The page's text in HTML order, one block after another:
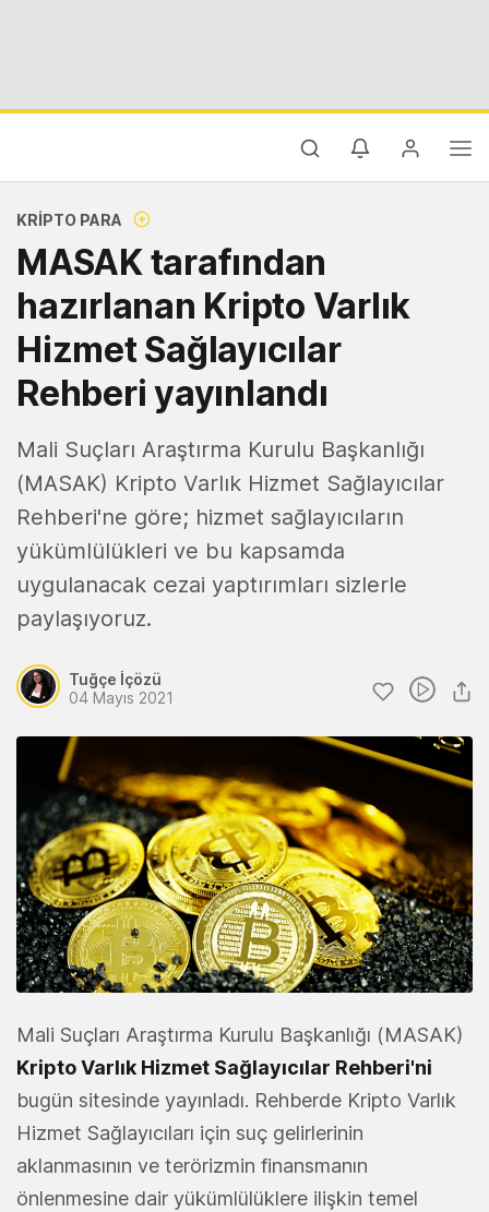
KRIPTO PARA
MASAK tarafından
hazırlanan Kripto Varlık
Hizmet Sağlayıcılar
Rehberi yayınlandı
Mali Suçları Araştırma Kurulu Başkanlığı
(MASAK) Kripto Varlık Hizmet Sağlayıcılar
Rehberi'ne göre; hizmet sağlayıcıların
yükümlülükleri ve bu kapsamda
uygulanacak cezai yaptırımları sizlerle
paylaşıyoruz.
Tuğçe İçözü
04 Mayıs 2021
Mali Suçları Araştırma Kurulu Başkanlığı (MASAK)
Kripto Varlık Hizmet Sağlayıcılar Rehberi'ni
bugün sitesinde yayınladı. Rehberde Kripto Varlık
Hizmet Sağlayıcıları için suç gelirlerinin
aklanmasının ve terörizmin finansmanın
önlenmesine dair yükümlülüklere ilişkin temel